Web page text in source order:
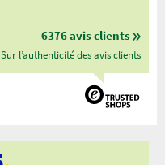
6376 avis clients
Sur l’authenticité des avis clients